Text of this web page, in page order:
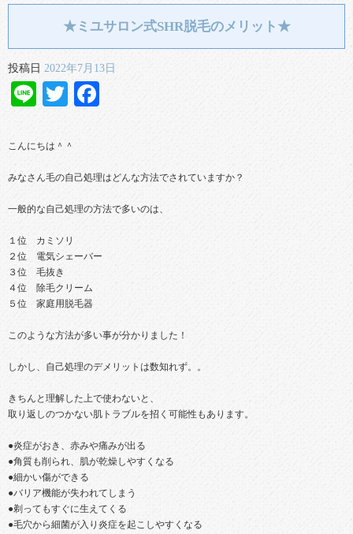
★ミユサロン式SHR脱毛のメリット★
投稿日 2022年7月13日
LineTwitter
こんにちは＾＾
みなさん毛の自己処理はどんな方法でされていますか？
一般的な自己処理の方法で多いのは、
１位 カミソリ
２位 電気シェーバー
３位 毛抜き
４位 除毛クリーム
５位 家庭用脱毛器
このような方法が多い事が分かりました！
しかし、自己処理のデメリットは数知れず。。
きちんと理解した上で使わないと、
取り返しのつかない肌トラブルを招く可能性もあります。
●炎症がおき、赤みや痛みが出る
●角質も削られ、肌が乾燥しやすくなる
●細かい傷ができる
●バリア機能が失われてしまう
●剃ってもすぐに生えてくる
●毛穴から細菌が入り炎症を起こしやすくなる